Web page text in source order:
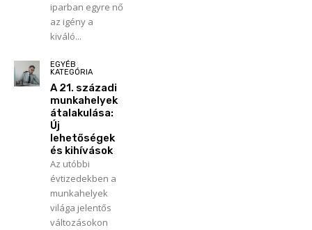
iparban egyre nő
az igény a
kiváló...
EGYÉB
KATEGÓRIA
A 21. századi
munkahelyek
átalakulása:
Új
lehetőségek
és kihívások
Az utóbbi
évtizedekben a
munkahelyek
világa jelentős
változásokon